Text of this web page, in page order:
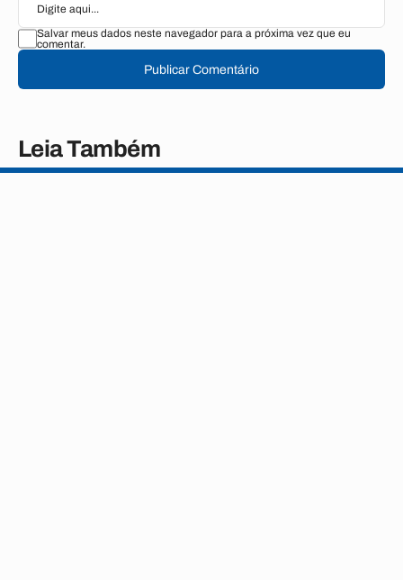
Salvar meus dados neste navegador para a próxima vez que eu
comentar.
Publicar Comentário
Leia Também